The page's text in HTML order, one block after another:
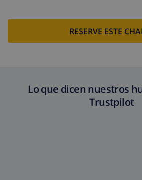
RESERVE ESTE
Lo que dicen nuestros
Trustpilot